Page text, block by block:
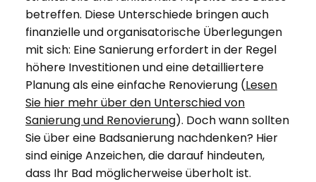
betreffen. Diese Unterschiede bringen auch
finanzielle und organisatorische Überlegungen
mit sich: Eine Sanierung erfordert in der Regel
höhere Investitionen und eine detailliertere
Planung als eine einfache Renovierung (Lesen
Sie hier mehr über den Unterschied von
Sanierung und Renovierung). Doch wann sollten
Sie über eine Badsanierung nachdenken? Hier
sind einige Anzeichen, die darauf hindeuten,
dass Ihr Bad möglicherweise überholt ist.